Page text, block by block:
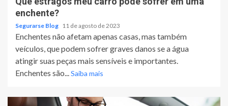
enchente?
Segurarse Blog 11 de agosto de 2023
Enchentes não afetam apenas casas, mas também
veículos, que podem sofrer graves danos se a água
atingir suas peças mais sensíveis e importantes.
Enchentes são...Saiba mais